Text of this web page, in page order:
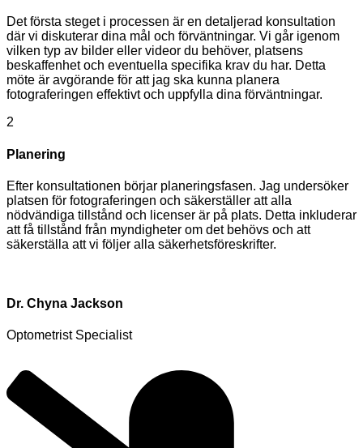
Det första steget i processen är en detaljerad konsultation
där vi diskuterar dina mål och förväntningar. Vi går igenom
vilken typ av bilder eller videor du behöver, platsens
beskaffenhet och eventuella specifika krav du har. Detta
möte är avgörande för att jag ska kunna planera
fotograferingen effektivt och uppfylla dina förväntningar.
2
Planering
Efter konsultationen börjar planeringsfasen. Jag undersöker
platsen för fotograferingen och säkerställer att alla
nödvändiga tillstånd och licenser är på plats. Detta inkluderar
att få tillstånd från myndigheter om det behövs och att
säkerställa att vi följer alla säkerhetsföreskrifter.
Dr. Chyna Jackson
Optometrist Specialist